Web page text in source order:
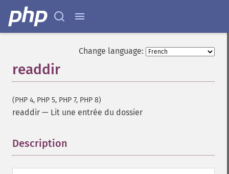
Change language:
readdir
(PHP 4, PHP 5, PHP 7, PHP 8)
readdir — Lit une entrée du dossier
Description